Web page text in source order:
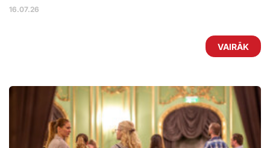
16.07.26
VAIRĀK